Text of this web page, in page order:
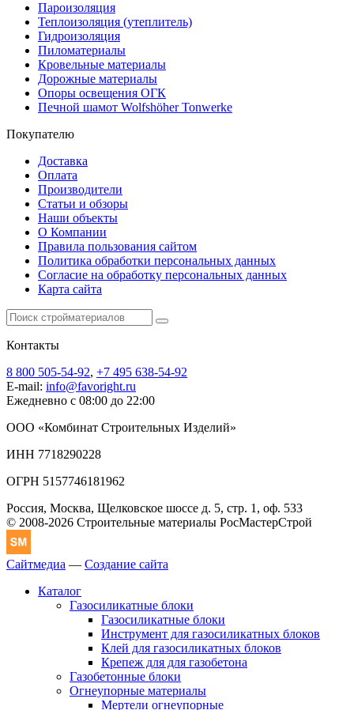
Пароизоляция
Теплоизоляция (утеплитель)
Гидроизоляция
Пиломатериалы
Кровельные материалы
Дорожные материалы
Опоры освещения ОГК
Печной шамот Wolfshöher Tonwerke
Покупателю
Доставка
Оплата
Производители
Статьи и обзоры
Наши объекты
О Компании
Правила пользования сайтом
Политика обработки персональных данных
Согласие на обработку персональных данных
Карта сайта
Контакты
8 800 505-54-92, +7 495 638-54-92
E-mail: info@favoright.ru
Ежедневно с 08:00 до 22:00
ООО «Комбинат Строительных Изделий»
ИНН 7718290228
ОГРН 5157746181962
Россия, Москва, Щелковское шоссе д. 5, стр. 1, оф. 533
© 2008-2026 Строительные материалы РосМастерСтрой
Сайтмедиа — Создание сайта
Каталог
Газосиликатные блоки
Газосиликатные блоки
Инструмент для газосиликатных блоков
Клей для газосиликатных блоков
Крепеж для для газобетона
Газобетонные блоки
Огнеупорные материалы
Мертели огнеупорные